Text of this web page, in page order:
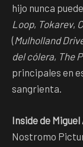
hijo nunca
Loop, Tokarev,
(Mulholland
del cólera, The
principales en
sangrienta.
Inside de Miguel
Nostromo